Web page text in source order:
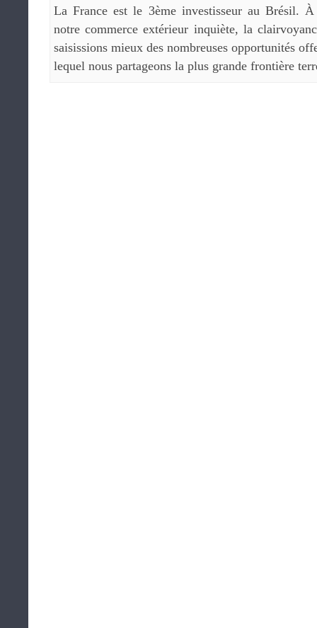
La France est le 3ème investisseur au Brésil.
notre commerce extérieur inquiète, la
saisissions mieux des nombreuses opportunités
lequel nous partageons la plus grande frontière